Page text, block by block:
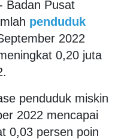
Badan Pusat
penduduk
2022
0,20 juta
penduduk miskin
2022 mencapai
0,03 persen poin